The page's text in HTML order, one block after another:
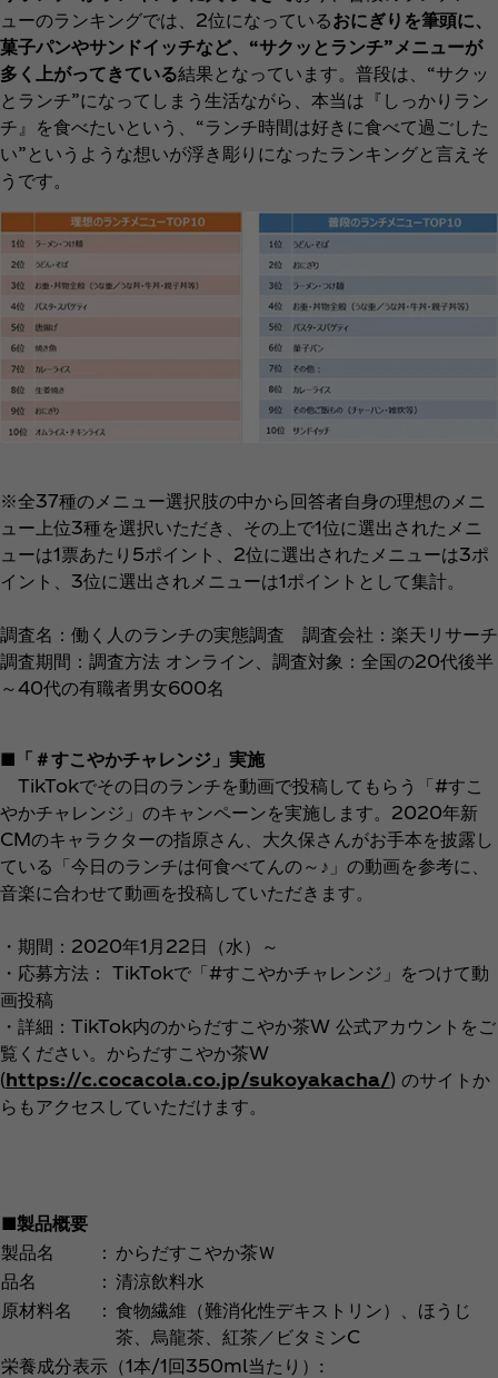
ューのランキングでは、2位になっている おにぎりを筆頭に、
菓子パンやサンドイッチなど、“サクッとランチ”メニューが
多く上がってきている結果となっています。普段は、“サクッ
とランチ”になってしまう生活ながら、本当は『しっかりラン
チ』を食べたいという、“ランチ時間は好きに食べて過ごした
い”というような想いが浮き彫りになったランキングと言えそ
うです。
※全37種のメニュー選択肢の中から回答者自身の理想のメニ
ュー上位3種を選択いただき、その上で1位に選出されたメニ
ューは1票あたり5ポイント、2位に選出されたメニューは3ポ
イント、3位に選出されメニューは1ポイントとして集計。
調査名：働く人のランチの実態調査 調査会社：楽天リサーチ
調査期間：調査方法 オンライン、調査対象：全国の20代後半
～40代の有職者男女600名
■「＃すこやかチャレンジ」実施
TikTokでその日のランチを動画で投稿してもらう「#すこ
やかチャレンジ」のキャンペーンを実施します。2020年新
CMのキャラクターの指原さん、大久保さんがお手本を披露し
ている「今日のランチは何食べてんの～♪」の動画を参考に、
音楽に合わせて動画を投稿していただきます。
・期間：2020年1月22日（水）～
・応募方法： TikTokで「#すこやかチャレンジ」をつけて動
画投稿
・詳細：TikTok内のからだすこやか茶W 公式アカウントをご
覧ください。からだすこやか茶W
(https://c.cocacola.co.jp/sukoyakacha/) のサイトか
らもアクセスしていただけます。
■製品概要
製品名
： からだすこやか茶Ｗ
品名
： 清涼飲料水
原材料名
： 食物繊維（難消化性デキストリン）、ほうじ
茶、烏龍茶、紅茶／ビタミンC
栄養成分表示（1本/1回350ml当たり）: